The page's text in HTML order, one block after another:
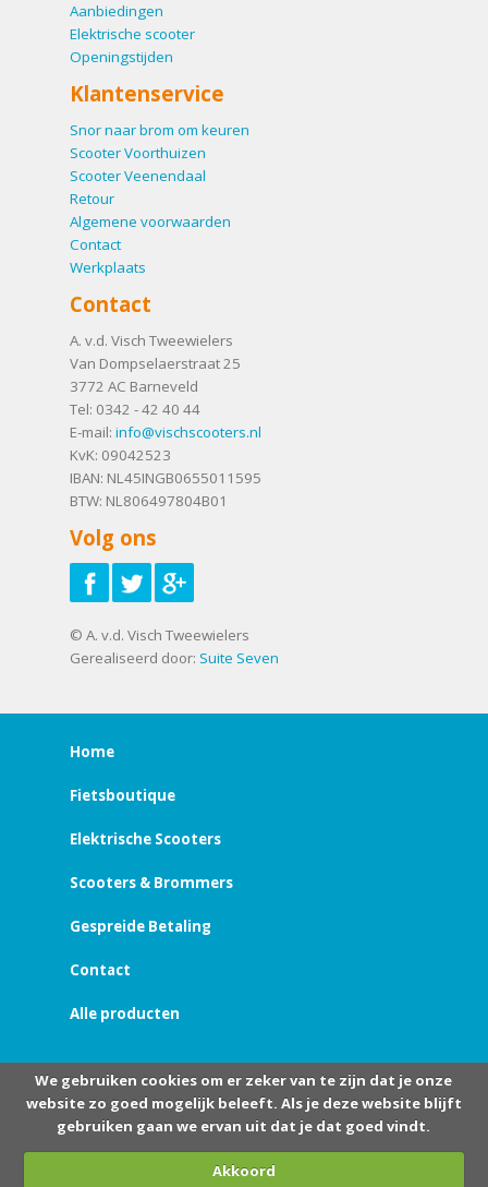
Aanbiedingen
Elektrische scooter
Openingstijden
Klantenservice
Snor naar brom om keuren
Scooter Voorthuizen
Scooter Veenendaal
Retour
Algemene voorwaarden
Contact
Werkplaats
Contact
A. v.d. Visch Tweewielers
Van Dompselaerstraat 25
3772 AC Barneveld
Tel: 0342 - 42 40 44
E-mail: info@vischscooters.nl
KvK: 09042523
IBAN: NL45INGB0655011595
BTW: NL806497804B01
Volg ons
© A. v.d. Visch Tweewielers
Gerealiseerd door: Suite Seven
Home
Fietsboutique
Elektrische Scooters
Scooters & Brommers
Gespreide Betaling
Contact
Alle producten
We gebruiken cookies om er zeker van te zijn dat je onze
website zo goed mogelijk beleeft. Als je deze website blijft
gebruiken gaan we ervan uit dat je dat goed vindt.
Akkoord